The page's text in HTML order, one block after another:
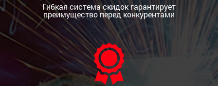
Гибкая система скидок гарантирует
преимущество перед конкурентами